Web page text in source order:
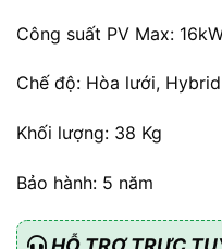
Công suất PV Max:
Chế độ: Hòa lưới,
Khối lượng: 38 Kg
Bảo hành: 5 năm